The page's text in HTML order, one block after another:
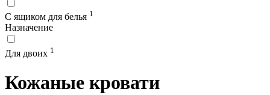
С ящиком для белья 1
Назначение
Для двоих 1
Кожаные кровати